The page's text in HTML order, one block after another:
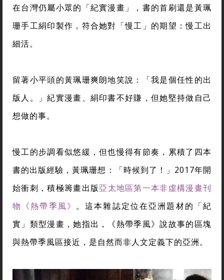
在台灣仍屬小眾的「紀實漫畫」，書的首刷還是黃珮
珊手工絹印製作，符合她對「慢工」的期望：慢工出
細活。
留著小平頭的黃珮珊爽朗地笑說：「我是個任性的出
版人。」紀實漫畫、絹印書不好賺，但她堅持做自己
想做的事。
慢工的步調看似悠緩，但也慢得有節奏，累積了四本
書的出版經驗，黃珮珊想：「時候到了！」2017年開
始衝刺，積極籌畫出版亞太地區第一本非虛構漫畫刊
物《熱帶季風》 。這本雜誌定位在亞洲題材的「紀
實」類型漫畫，她指出，《熱帶季風》說故事的區塊
與熱帶季風區接近，是自然而非人文定義下的亞洲。